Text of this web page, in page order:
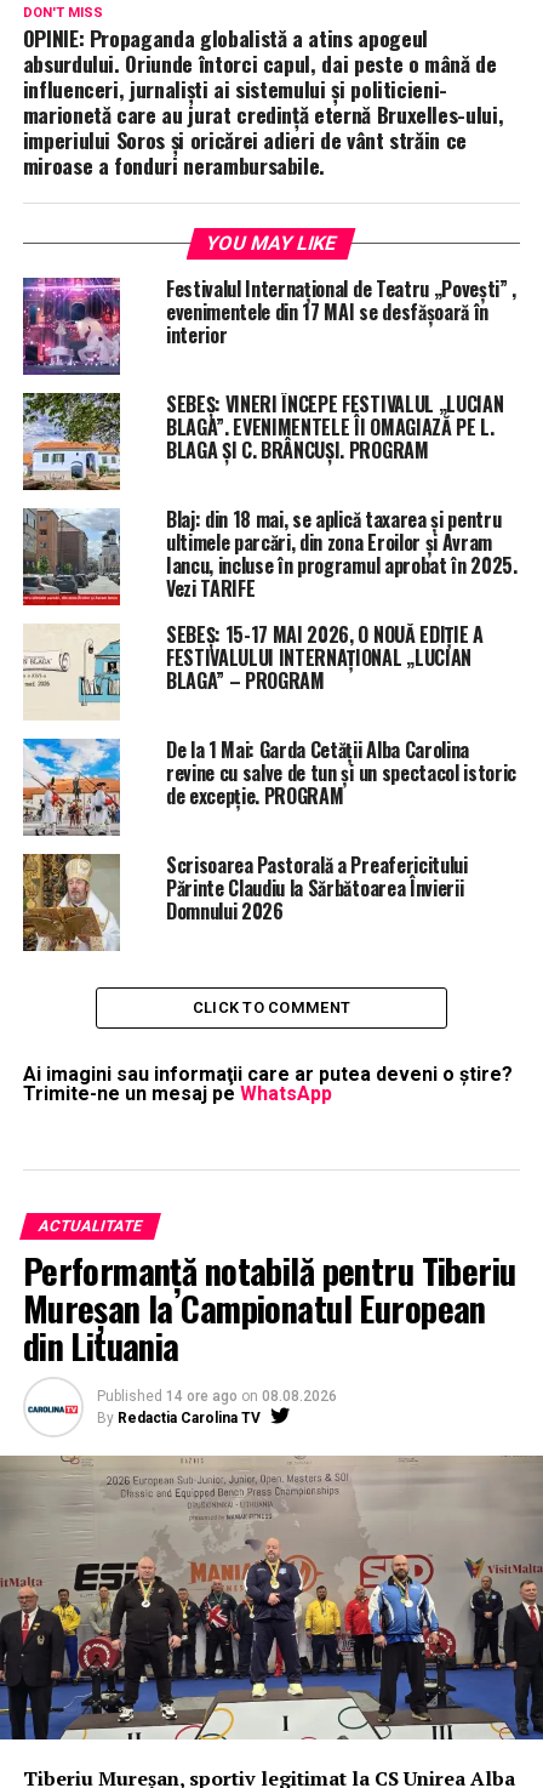
DON'T MISS
OPINIE: Propaganda globalistă a atins apogeul
absurdului. Oriunde întorci capul, dai peste o mână de
influenceri, jurnaliști ai sistemului și politicieni-
marionetă care au jurat credință eternă Bruxelles-ului,
imperiului Soros și oricărei adieri de vânt străin ce
miroase a fonduri nerambursabile.
YOU MAY LIKE
Festivalul Internațional de Teatru „Povești” ,
evenimentele din 17 MAI se desfășoară în
interior
SEBEȘ: VINERI ÎNCEPE FESTIVALUL „LUCIAN
BLAGA”. EVENIMENTELE ÎI OMAGIAZĂ PE L.
BLAGA ȘI C. BRÂNCUȘI. PROGRAM
Blaj: din 18 mai, se aplică taxarea și pentru
ultimele parcări, din zona Eroilor și Avram
Iancu, incluse în programul aprobat în 2025.
Vezi TARIFE
SEBEȘ: 15-17 MAI 2026, O NOUĂ EDIȚIE A
FESTIVALULUI INTERNAȚIONAL „LUCIAN
BLAGA” – PROGRAM
De la 1 Mai: Garda Cetății Alba Carolina
revine cu salve de tun și un spectacol istoric
de excepție. PROGRAM
Scrisoarea Pastorală a Preafericitului
Părinte Claudiu la Sărbătoarea Învierii
Domnului 2026
CLICK TO COMMENT
Ai imagini sau informaţii care ar putea deveni o ştire?
Trimite-ne un mesaj pe WhatsApp
ACTUALITATE
Performanță notabilă pentru Tiberiu
Mureșan la Campionatul European
din Lituania
Published 14 ore ago on 08.08.2026
By Redactia Carolina TV
Tiberiu Mureșan, sportiv legitimat la CS Unirea Alba